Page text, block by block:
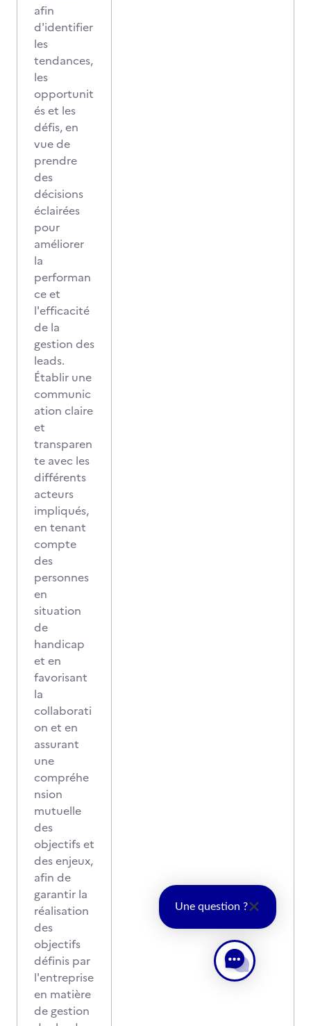
afin
d'identifier
les
tendances,
les
opportunit
és et les
défis, en
vue de
prendre
des
décisions
éclairées
pour
améliorer
la
performan
ce et
l'efficacité
de la
gestion des
leads.
Établir une
communic
ation claire
et
transparen
te avec les
différents
acteurs
impliqués,
en tenant
compte
des
personnes
en
situation
de
handicap
et en
favorisant
la
collaborati
on et en
assurant
une
compréhe
nsion
mutuelle
des
objectifs et
des enjeux,
afin de
garantir la
réalisation
des
objectifs
définis par
l'entreprise
en matière
de gestion
Une question ?